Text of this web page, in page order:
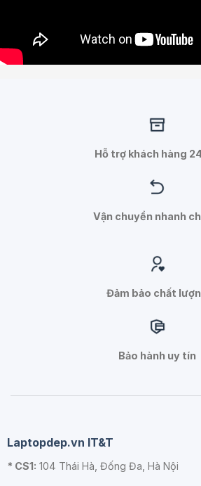
Hỗ trợ khách hàng
Vận chuyển nhanh
Đảm bảo chất
Bảo hành uy tín
Laptopdep.vn IT&T
* CS1: 104 Thái Hà, Đống Đa, Hà Nội